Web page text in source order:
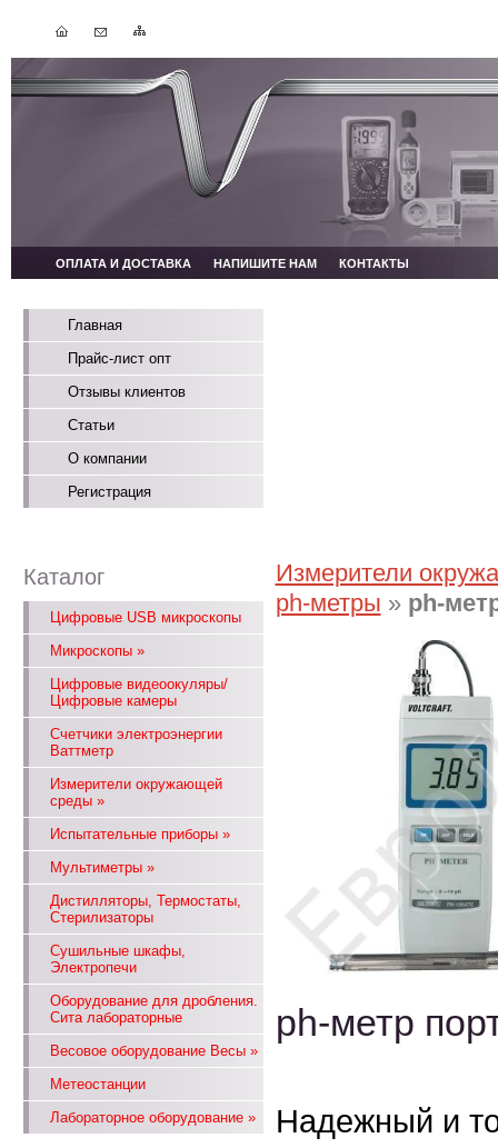
ОПЛАТА И ДОСТАВКА НАПИШИТЕ НАМ КОНТАКТЫ
Главная
Прайс-лист опт
Отзывы клиентов
Статьи
О компании
Регистрация
Каталог
Цифровые USB микроскопы
Микроскопы»
Цифровые видеоокуляры/
Цифровые камеры
Счетчики электроэнергии
Ваттметр
Измерители окружающей
среды»
Испытательные приборы»
Мультиметры»
Дистилляторы, Термостаты,
Стерилизаторы
Сушильные шкафы,
Электропечи
Оборудование для дробления.
Сита лабораторные
Весовое оборудование Весы»
Метеостанции
Лабораторное оборудование»
Измерители
ph-метры » ph-
ph-метр
Надежный и